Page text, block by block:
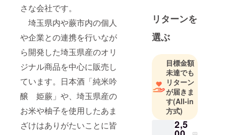
さな会社です。
埼玉県内や蕨市内の個人
や企業との連携を行いなが
ら開発した埼玉県産のオリ
ジナル商品を中心に販売し
ています。日本酒「純米吟
醸 姫蕨」や、埼玉県産の
お米や柚子を使用したあま
ざけはありがたいことに皆
ぶつかり、
校入学を期
通販事業の
株式会社あ
ぶらびを設
立。
これまでの
仕事で対面
リターンを
選ぶ
目標金額
未達でも
リターン
が届きま
す(All-in
方式)
2,5